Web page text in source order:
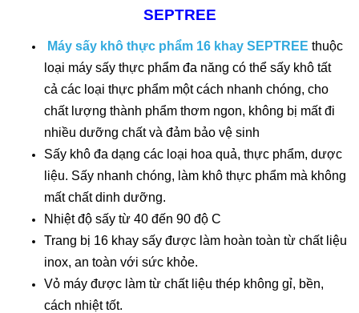
SEPTREE
Máy sấy khô thực phẩm 16 khay SEPTREE thuộc
loại máy sấy thực phẩm đa năng có thể sấy khô tất
cả các loại thực phẩm một cách nhanh chóng, cho
chất lượng thành phẩm thơm ngon, không bị mất đi
nhiều dưỡng chất và đảm bảo vệ sinh
Sấy khô đa dạng các loại hoa quả, thực phẩm, dược
liệu. Sấy nhanh chóng, làm khô thực phẩm mà không
mất chất dinh dưỡng.
Nhiệt độ sấy từ 40 đến 90 độ C
Trang bị 16 khay sấy được làm hoàn toàn từ chất liệu
inox, an toàn với sức khỏe.
Vỏ máy được làm từ chất liệu thép không gỉ, bền,
cách nhiệt tốt.